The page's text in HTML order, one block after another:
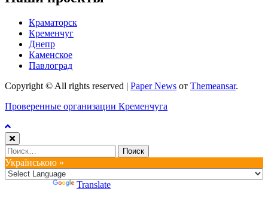
Краматорск
Кременчуг
Днепр
Каменское
Павлоград
Copyright © All rights reserved
Paper News от Themeansar.
Проверенные организации Кременчуга
Найти:
Українською »
Translate